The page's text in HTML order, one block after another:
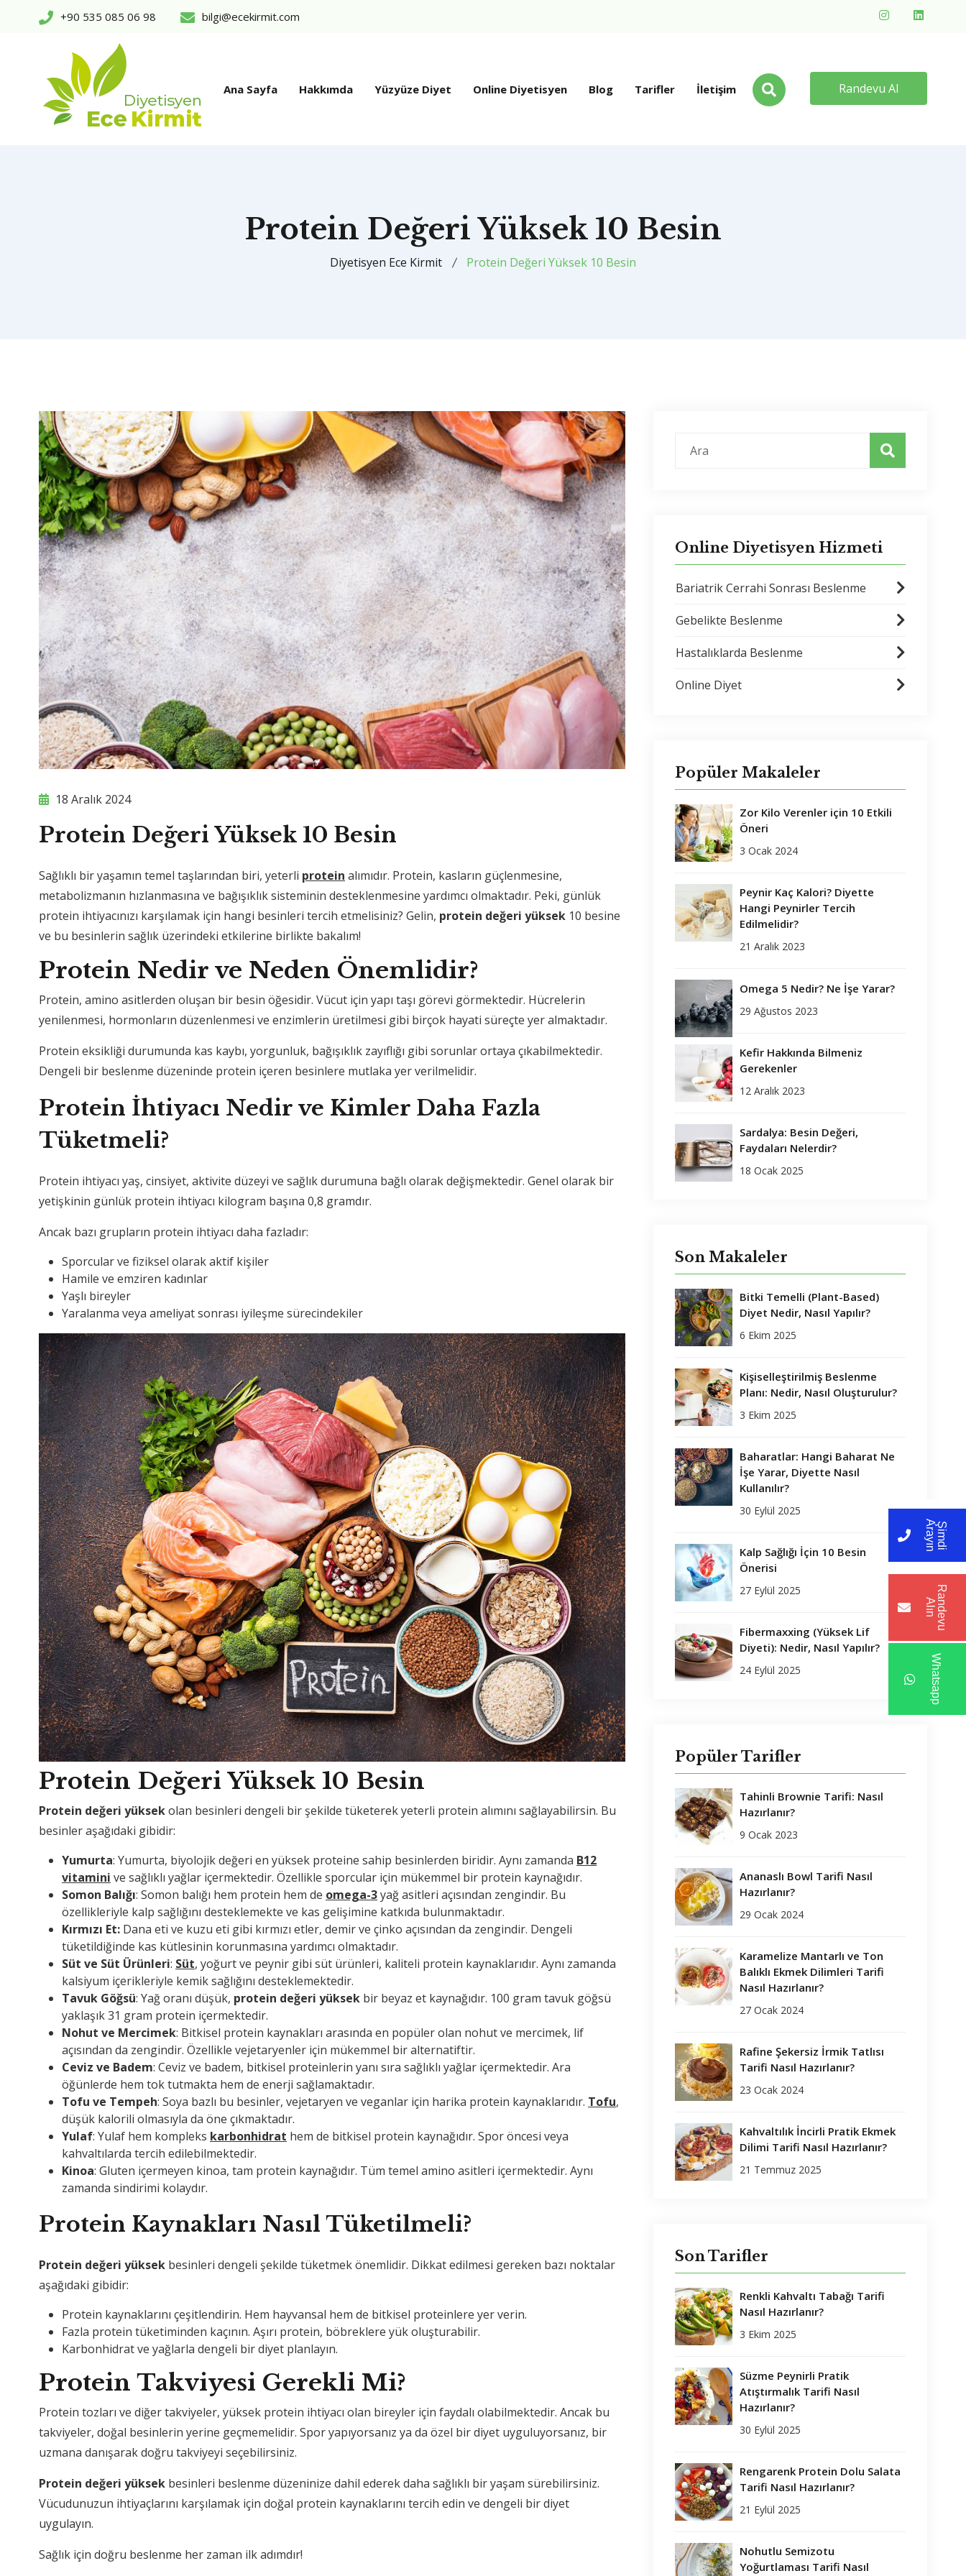
+90 535 085 06 98 bilgi@ecekirmit.com
Ana Sayfa Hakkımda Yüzyüze Diyet Online Diyetisyen Blog Tarifler İletişim Randevu Al
Protein Değeri Yüksek 10 Besin
Diyetisyen Ece Kirmit Protein Değeri Yüksek 10 Besin
18 Aralık 2024
Protein Değeri Yüksek 10 Besin
Sağlıklı bir yaşamın temel taşlarından biri, yeterli protein alımıdır. Protein, kasların güçlenmesine,
metabolizmanın hızlanmasına ve bağışıklık sisteminin desteklenmesine yardımcı olmaktadır. Peki, günlük
protein ihtiyacınızı karşılamak için hangi besinleri tercih etmelisiniz? Gelin, protein değeri yüksek 10 besine
ve bu besinlerin sağlık üzerindeki etkilerine birlikte bakalım!
Protein Nedir ve Neden Önemlidir?
Protein, amino asitlerden oluşan bir besin öğesidir. Vücut için yapı taşı görevi görmektedir. Hücrelerin
yenilenmesi, hormonların düzenlenmesi ve enzimlerin üretilmesi gibi birçok hayati süreçte yer almaktadır.
Protein eksikliği durumunda kas kaybı, yorgunluk, bağışıklık zayıflığı gibi sorunlar ortaya çıkabilmektedir.
Dengeli bir beslenme düzeninde protein içeren besinlere mutlaka yer verilmelidir.
Protein İhtiyacı Nedir ve Kimler Daha Fazla
Tüketmeli?
Protein ihtiyacı yaş, cinsiyet, aktivite düzeyi ve sağlık durumuna bağlı olarak değişmektedir. Genel olarak bir
yetişkinin günlük protein ihtiyacı kilogram başına 0,8 gramdır.
Ancak bazı grupların protein ihtiyacı daha fazladır:
Sporcular ve fiziksel olarak aktif kişiler
Hamile ve emziren kadınlar
Yaşlı bireyler
Yaralanma veya ameliyat sonrası iyileşme sürecindekiler
Protein Değeri Yüksek 10 Besin
Protein değeri yüksekolan besinleri dengeli bir şekilde tüketerek yeterli protein alımını sağlayabilirsin. Bu
besinler aşağıdaki gibidir:
Yumurta: Yumurta, biyolojik değeri en yüksek proteine sahip besinlerden biridir. Aynı zamanda B12
vitamini ve sağlıklı yağlar içermektedir. Özellikle sporcular için mükemmel bir protein kaynağıdır.
Somon Balığı: Somon balığı hem protein hem de omega-3yağ asitleri açısından zengindir. Bu
özellikleriyle kalp sağlığını desteklemekte ve kas gelişimine katkıda bulunmaktadır.
Kırmızı Et: Dana eti ve kuzu eti gibi kırmızı etler, demir ve çinko açısından da zengindir. Dengeli
tüketildiğinde kas kütlesinin korunmasına yardımcı olmaktadır.
Süt ve Süt Ürünleri: Süt, yoğurt ve peynir gibi süt ürünleri, kaliteli protein kaynaklarıdır. Aynı zamanda
kalsiyum içerikleriyle kemik sağlığını desteklemektedir.
Tavuk Göğsü: Yağ oranı düşük, protein değeri yüksek bir beyaz et kaynağıdır. 100 gram tavuk göğsü
yaklaşık 31 gram protein içermektedir.
Nohut ve Mercimek: Bitkisel protein kaynakları arasında en popüler olan nohut ve mercimek, lif
açısından da zengindir. Özellikle vejetaryenler için mükemmel bir alternatiftir.
Ceviz ve Badem: Ceviz ve badem, bitkisel proteinlerin yanı sıra sağlıklı yağlar içermektedir. Ara
öğünlerde hem tok tutmakta hem de enerji sağlamaktadır.
Tofu ve Tempeh: Soya bazlı bu besinler, vejetaryen ve veganlar için harika protein kaynaklarıdır. Tofu,
düşük kalorili olmasıyla da öne çıkmaktadır.
Yulaf: Yulaf hem kompleks karbonhidrat hem de bitkisel protein kaynağıdır. Spor öncesi veya
kahvaltılarda tercih edilebilmektedir.
Kinoa: Gluten içermeyen kinoa, tam protein kaynağıdır. Tüm temel amino asitleri içermektedir. Aynı
zamanda sindirimi kolaydır.
Protein Kaynakları Nasıl Tüketilmeli?
Protein değeri yüksek besinleri dengeli şekilde tüketmek önemlidir. Dikkat edilmesi gereken bazı noktalar
aşağıdaki gibidir:
Protein kaynaklarını çeşitlendirin. Hem hayvansal hem de bitkisel proteinlere yer verin.
Fazla protein tüketiminden kaçının. Aşırı protein, böbreklere yük oluşturabilir.
Karbonhidrat ve yağlarla dengeli bir diyet planlayın.
Protein Takviyesi Gerekli Mi?
Protein tozları ve diğer takviyeler, yüksek protein ihtiyacı olan bireyler için faydalı olabilmektedir. Ancak bu
takviyeler, doğal besinlerin yerine geçmemelidir. Spor yapıyorsanız ya da özel bir diyet uyguluyorsanız, bir
uzmana danışarak doğru takviyeyi seçebilirsiniz.
Protein değeri yüksek besinleri beslenme düzeninize dahil ederek daha sağlıklı bir yaşam sürebilirsiniz.
Vücudunuzun ihtiyaçlarını karşılamak için doğal protein kaynaklarını tercih edin ve dengeli bir diyet
uygulayın.
Sağlık için doğru beslenme her zaman ilk adımdır!
Online Diyetisyen Hizmeti
Bariatrik Cerrahi Sonrası Beslenme
Gebelikte Beslenme
Hastalıklarda Beslenme
Online Diyet
Popüler Makaleler
Zor Kilo Verenler için 10 Etkili
Öneri
3 Ocak 2024
Peynir Kaç Kalori? Diyette
Hangi Peynirler Tercih
Edilmelidir?
21 Aralık 2023
Omega 5 Nedir? Ne İşe Yarar?
29 Ağustos 2023
Kefir Hakkında Bilmeniz
Gerekenler
12 Aralık 2023
Sardalya: Besin Değeri,
Faydaları Nelerdir?
18 Ocak 2025
Son Makaleler
Bitki Temelli (Plant-Based)
Diyet Nedir, Nasıl Yapılır?
6 Ekim 2025
Kişiselleştirilmiş Beslenme
Planı: Nedir, Nasıl Oluşturulur?
3 Ekim 2025
Baharatlar: Hangi Baharat Ne
İşe Yarar, Diyette Nasıl
Kullanılır?
30 Eylül 2025
Kalp Sağlığı İçin 10 Besin
Önerisi
27 Eylül 2025
Fibermaxxing (Yüksek Lif
Diyeti): Nedir, Nasıl Yapılır?
24 Eylül 2025
Popüler Tarifler
Tahinli Brownie Tarifi: Nasıl
Hazırlanır?
9 Ocak 2023
Ananaslı Bowl Tarifi Nasıl
Hazırlanır?
29 Ocak 2024
Karamelize Mantarlı ve Ton
Balıklı Ekmek Dilimleri Tarifi
Nasıl Hazırlanır?
27 Ocak 2024
Rafine Şekersiz İrmik Tatlısı
Tarifi Nasıl Hazırlanır?
23 Ocak 2024
Kahvaltılık İncirli Pratik Ekmek
Dilimi Tarifi Nasıl Hazırlanır?
21 Temmuz 2025
Son Tarifler
Renkli Kahvaltı Tabağı Tarifi
Nasıl Hazırlanır?
3 Ekim 2025
Süzme Peynirli Pratik
Atıştırmalık Tarifi Nasıl
Hazırlanır?
30 Eylül 2025
Rengarenk Protein Dolu Salata
Tarifi Nasıl Hazırlanır?
21 Eylül 2025
Nohutlu Semizotu
Yoğurtlaması Tarifi Nasıl
Ş
i
m
d
i
Ar
a
y
ı
n
R
a
n
d
e
v
u
Al
ı
n
Whatsapp